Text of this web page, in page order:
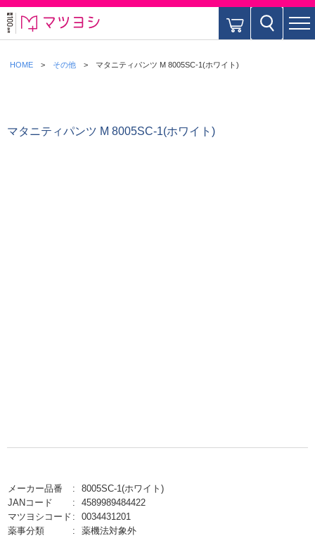
HOME その他 マタニティパンツ M 8005SC-1(ホワイト)
マタニティパンツ M 8005SC-1(ホワイト)
メーカー品番
8005SC-1(ホワイト)
JANコード
4589989484422
マツヨシコード
0034431201
薬事分類
薬機法対象外